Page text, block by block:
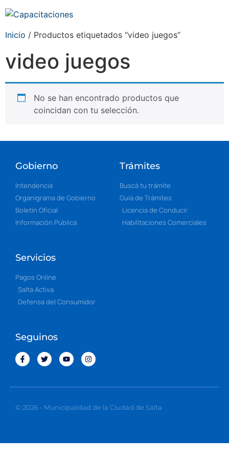
Inicio / Productos etiquetados “video juegos”
video juegos
No se han encontrado productos que
coincidan con tu selección.
Gobierno
Intendencia
Organigrama de Gobierno
Boletín Oficial
Información Pública
Trámites
Buscá tu trámite
Guía de Trámites
Licencia de Conducir
Habilitaciones Comerciales
Servicios
Pagos Online
Salta Activa
Defensa del Consumidor
Seguinos
© 2026 - Municipalidad de la Ciudad de Salta